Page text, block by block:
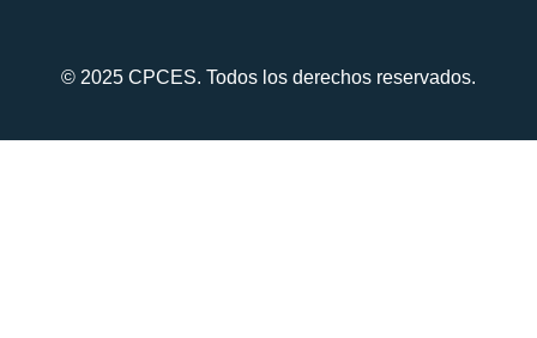
© 2025 CPCES. Todos los derechos reservados.